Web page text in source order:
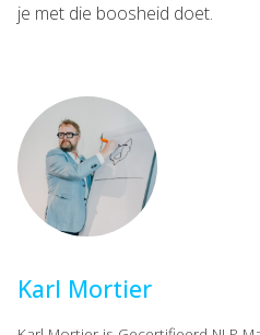
je met die boosheid doet.
Karl Mortier